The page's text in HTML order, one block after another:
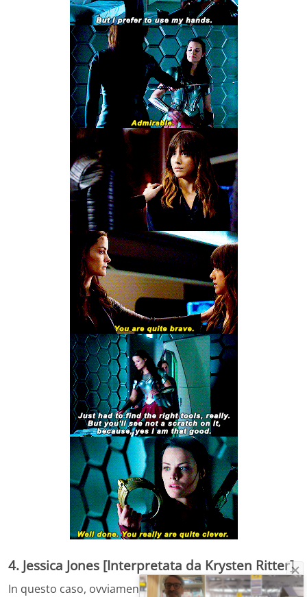
4. Jessica Jones [Interpretata da Krysten Ritter]
In questo caso, ovviamente, non si tratta di trovare uno